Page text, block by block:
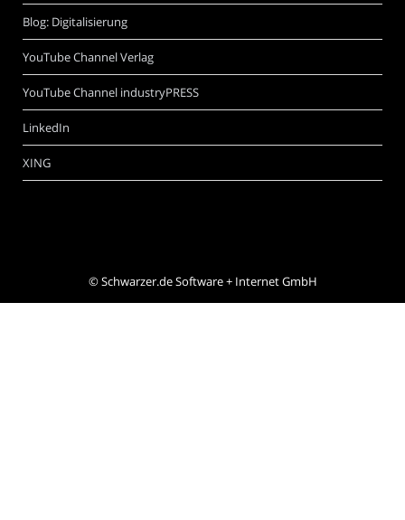
Blog: Digitalisierung
YouTube Channel Verlag
YouTube Channel industryPRESS
LinkedIn
XING
©Schwarzer.de Software + Internet GmbH